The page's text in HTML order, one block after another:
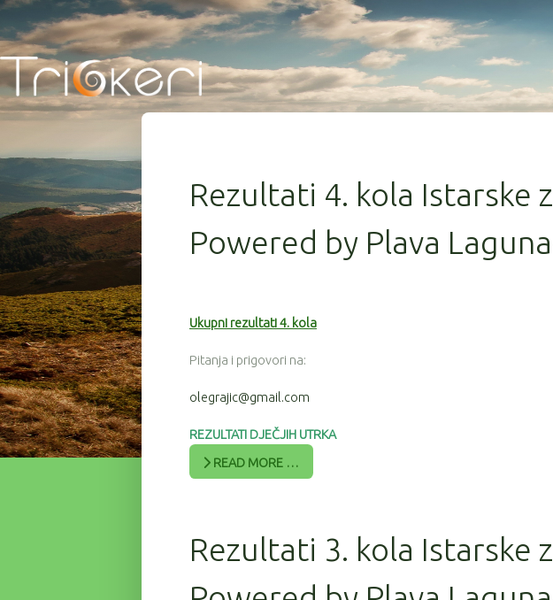
Rezultati 4. kola Istarske
Powered by Plava
Ukupni rezultati 4. kola
Pitanja i prigovori na:
olegrajic@gmail.com
REZULTATI DJEČJIH UTRKA
READ MORE …
Rezultati 3. kola Istarske